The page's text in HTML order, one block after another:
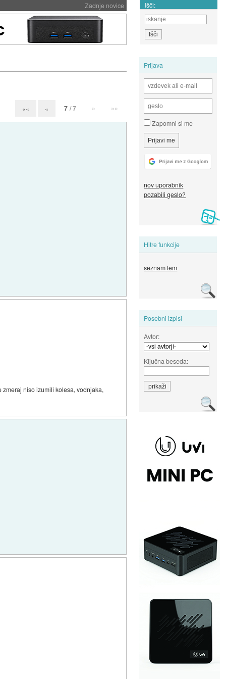
Zadnje novice Išči:
Prijava
Zapomni si me
nov uporabnik
pozabili geslo?
Hitre funkcije
seznam tem
Posebni izpisi
Avtor:
Ključna beseda:
«« « 7 / 7 » »»
niso izumili kolesa, vodnjaka,